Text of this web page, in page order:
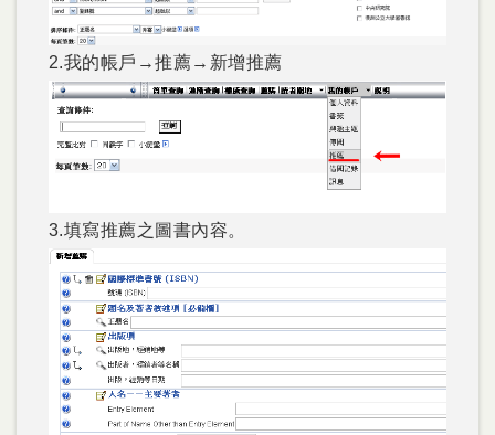
2.我的帳戶→推薦→新增推薦
3.填寫推薦之圖書內容。